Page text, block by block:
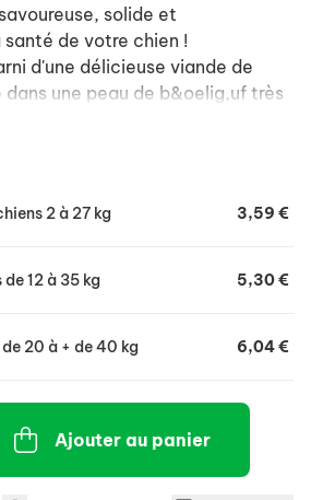
solide et
de votre chien !
d'une délicieuse viande de
une peau de b&oelig,uf très
de poulet), minéraux.
:
: 2.0 %.
: 2.0 %.
2 à 27 kg 3,59 €
12 à 35 kg 5,30 €
20 à + de 40 kg 6,04 €
Ajouter au panier